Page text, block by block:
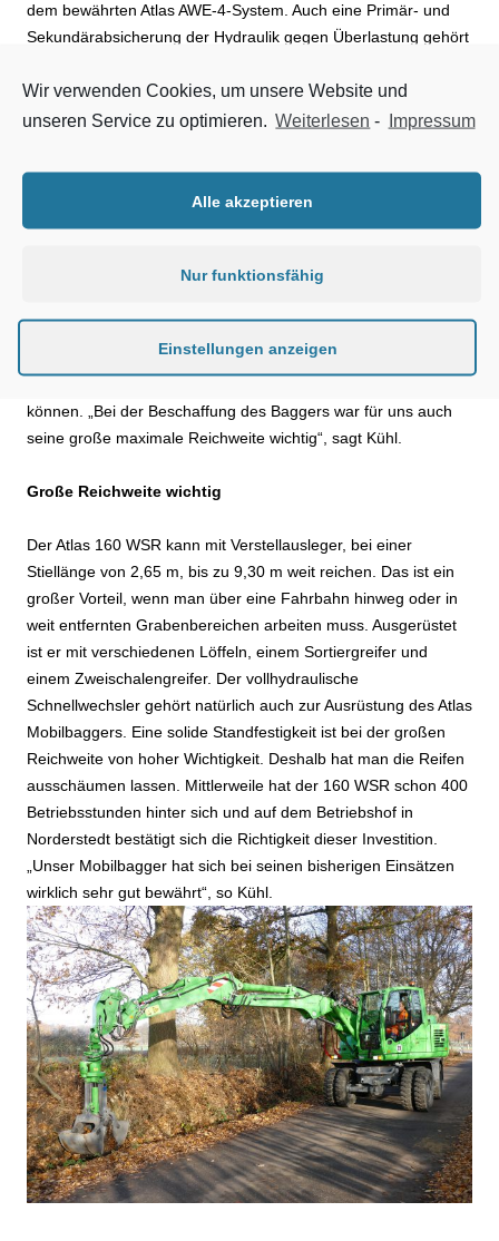
dem bewährten Atlas AWE-4-System. Auch eine Primär- und
Sekundärabsicherung der Hydraulik gegen Überlastung gehört
kraftstoffsparende Bedarfsstromregelung. Der Bagger ist eine
typisch leise Atlas Maschine mit einem Schallwert von 75 dBA
WSR. Das Baggerheck ragt nicht über den Unterwagen hinaus.
Grabenräumung, problemfrei, oder im Innenstadtbereich bei
können. „Bei der Beschaffung des Baggers war für uns auch
seine große maximale Reichweite wichtig“, sagt Kühl.
Große Reichweite wichtig
Der Atlas 160 WSR kann mit Verstellausleger, bei einer
Stiellänge von 2,65 m, bis zu 9,30 m weit reichen. Das ist ein
großer Vorteil, wenn man über eine Fahrbahn hinweg oder in
weit entfernten Grabenbereichen arbeiten muss. Ausgerüstet
ist er mit verschiedenen Löffeln, einem Sortiergreifer und
einem Zweischalengreifer. Der vollhydraulische
Schnellwechsler gehört natürlich auch zur Ausrüstung des Atlas
Mobilbaggers. Eine solide Standfestigkeit ist bei der großen
Reichweite von hoher Wichtigkeit. Deshalb hat man die Reifen
ausschäumen lassen. Mittlerweile hat der 160 WSR schon 400
Betriebsstunden hinter sich und auf dem Betriebshof in
Norderstedt bestätigt sich die Richtigkeit dieser Investition.
„Unser Mobilbagger hat sich bei seinen bisherigen Einsätzen
wirklich sehr gut bewährt“, so Kühl.
Wir verwenden Cookies, um unsere Website und
unseren Service zu optimieren. Weiterlesen - Impressum
Alle akzeptieren
Nur funktionsfähig
Einstellungen anzeigen